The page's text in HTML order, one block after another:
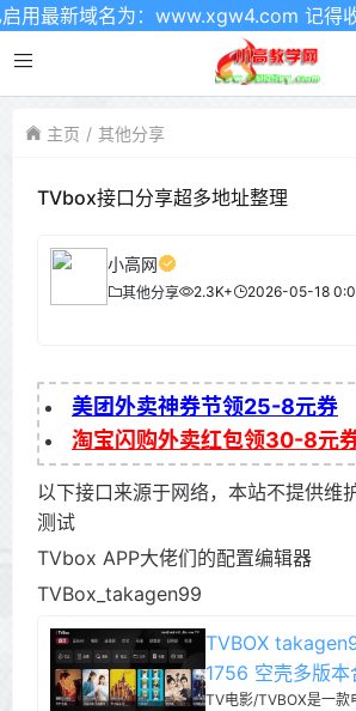
最新域名为：www.xgw4.com 记得收
主页 其他分享
TVbox接口分享超多地址整理
小高网
其他分享 2.3K+ 2026-05-18
美团外卖神券节领25-8元券
淘宝闪购外卖红包领30-8元
以下接口来源于网络，本站不提供维
测试
TVbox APP大佬们的配置编辑器
TVBox_takagen99
TVBOX
1756 空壳多版本
TV电影/TVBOX是一款